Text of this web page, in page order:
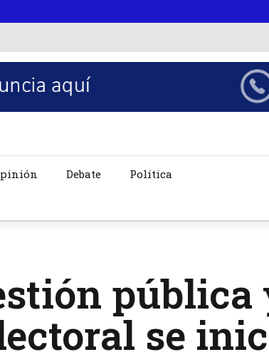
Debate Política
pública
se